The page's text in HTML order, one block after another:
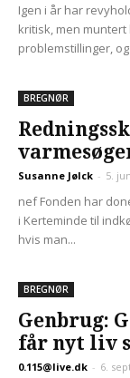
Igen i år har
kritisk, men
problemstillinger,
BREGNØR
Susanne Jølck - 5.
nef Fonden har
i Kerteminde til
hvis man...
BREGNØR
Genbrug:
får nyt liv
0.115@live.dk - 6.